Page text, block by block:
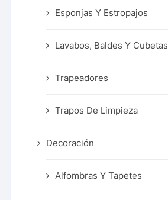
Esponjas Y Estropajos
Lavabos, Baldes Y Cubetas
Trapeadores
Trapos De Limpieza
Decoración
Alfombras Y Tapetes